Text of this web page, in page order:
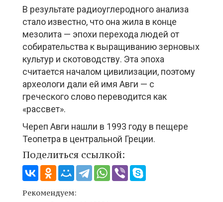
В результате радиоуглеродного анализа
стало известно, что она жила в конце
мезолита — эпохи перехода людей от
собирательства к выращиванию зерновых
культур и скотоводству. Эта эпоха
считается началом цивилизации, поэтому
археологи дали ей имя Авги — с
греческого слово переводится как
«рассвет».
Череп Авги нашли в 1993 году в пещере
Теопетра в центральной Греции.
Поделиться ссылкой:
Рекомендуем: